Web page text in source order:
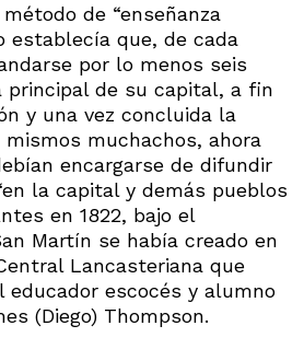
de “enseñanza
establecía que, de cada
por lo menos seis
principal de su capital, a fin
y una vez concluida la
muchachos, ahora
encargarse de difundir
la capital y demás pueblos
en 1822, bajo el
Martín se había creado en
Lancasteriana que
educador escocés y alumno
(Diego) Thompson.